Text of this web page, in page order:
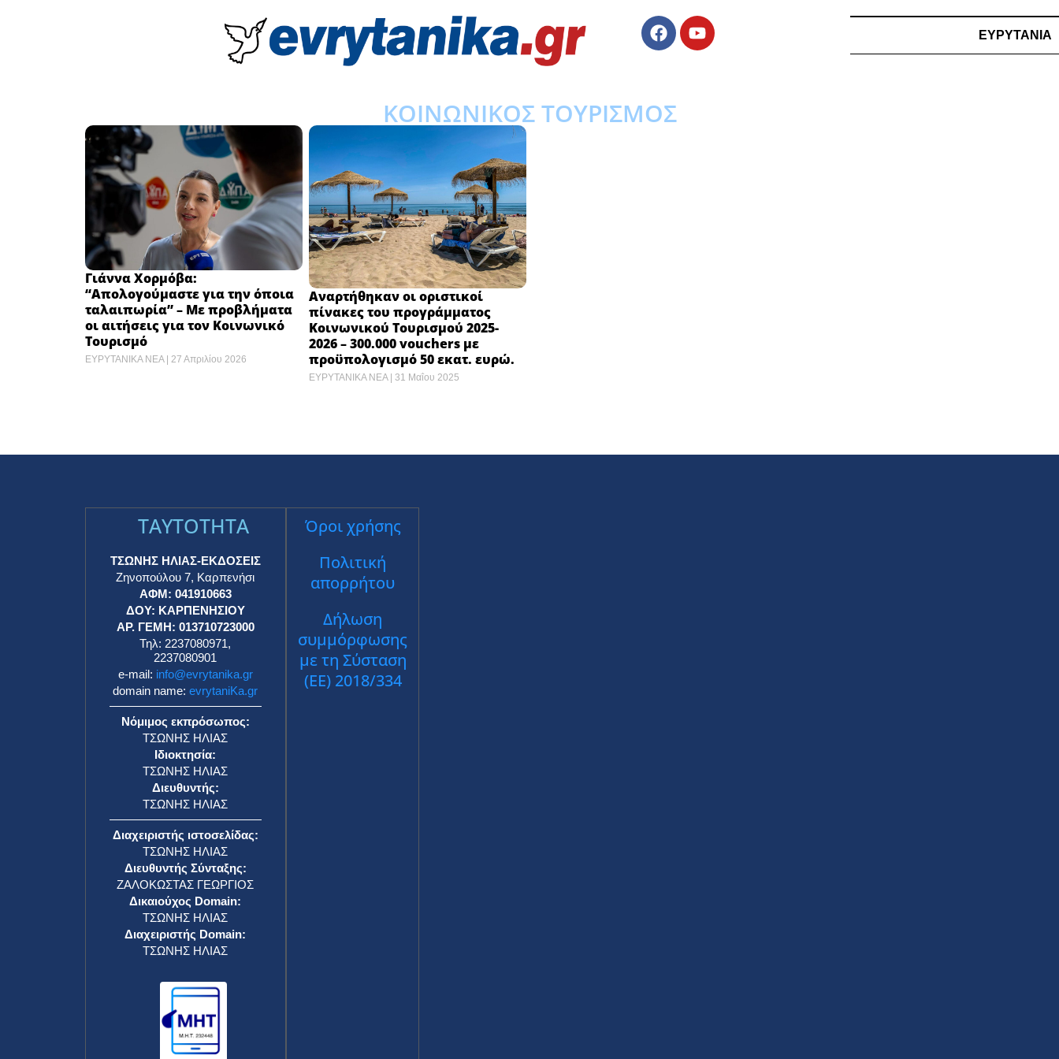
ΕΥΡΥΤΑΝΙΑ
ΚΟΙΝΩΝΙΚΟΣ ΤΟΥΡΙΣΜΟΣ
Γιάννα Χορμόβα:
“Απολογούμαστε για την όποια
ταλαιπωρία” – Με προβλήματα
οι αιτήσεις για τον Κοινωνικό
Τουρισμό
ΕΥΡΥΤΑΝΙΚΑ ΝΕΑ 27 Απριλίου 2026
Αναρτήθηκαν οι οριστικοί
πίνακες του προγράμματος
Κοινωνικού Τουρισμού 2025-
2026 – 300.000 vouchers με
προϋπολογισμό 50 εκατ. ευρώ.
ΕΥΡΥΤΑΝΙΚΑ ΝΕΑ 31 Μαΐου 2025
TAYTOTHTA
ΤΣΩΝΗΣ ΗΛΙΑΣ-ΕΚΔΟΣΕΙΣ
Ζηνοπούλου 7, Καρπενήσι
ΑΦΜ: 041910663
ΔΟΥ: ΚΑΡΠΕΝΗΣΙΟΥ
ΑΡ. ΓΕΜΗ: 013710723000
Τηλ: 2237080971,
2237080901
e-mail: info@evrytanika.gr
domain name:evrytaniKa.gr
Νόμιμος εκπρόσωπος:
ΤΣΩΝΗΣ ΗΛΙΑΣ
Ιδιοκτησία:
ΤΣΩΝΗΣ ΗΛΙΑΣ
Διευθυντής:
ΤΣΩΝΗΣ ΗΛΙΑΣ
Διαχειριστής ιστοσελίδας:
ΤΣΩΝΗΣ ΗΛΙΑΣ
Διευθυντής Σύνταξης:
ΖΑΛΟΚΩΣΤΑΣ ΓΕΩΡΓΙΟΣ
Δικαιούχος Domain:
ΤΣΩΝΗΣ ΗΛΙΑΣ
Διαχειριστής Domain:
ΤΣΩΝΗΣ ΗΛΙΑΣ
Όροι χρήσης
Πολιτική
απορρήτου
Δήλωση
συμμόρφωσης
με τη Σύσταση
(ΕΕ) 2018/334